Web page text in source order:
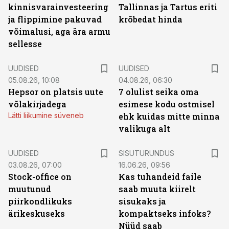
kinnisvarainvesteering
ja flippimine pakuvad
võimalusi, aga ära armu
sellesse
Tallinnas ja Tartus eriti
krõbedat hinda
UUDISED
05.08.26, 10:08
Hepsor on platsis uute
võlakirjadega
Lätti liikumine süveneb
UUDISED
04.08.26, 06:30
7 olulist seika oma
esimese kodu ostmisel
ehk kuidas mitte minna
valikuga alt
UUDISED
03.08.26, 07:00
Stock-office on
muutunud
piirkondlikuks
ärikeskuseks
SISUTURUNDUS
16.06.26, 09:56
Kas tuhandeid faile
saab muuta kiirelt
sisukaks ja
kompaktseks infoks?
Nüüd saab